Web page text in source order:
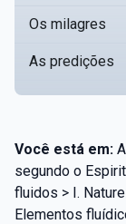
Os milagres
As predições
Você está em:
segundo o
fluidos > I.
Elementos